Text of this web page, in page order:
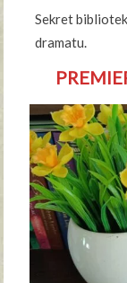
Sekret
dramatu.